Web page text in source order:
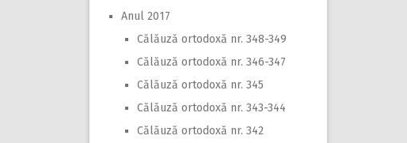
Anul 2017
Călăuză ortodoxă nr. 348-349
Călăuză ortodoxă nr. 346-347
Călăuză ortodoxă nr. 345
Călăuză ortodoxă nr. 343-344
Călăuză ortodoxă nr. 342